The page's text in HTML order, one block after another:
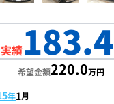
績183.4
希望金額220.0万円
年1月